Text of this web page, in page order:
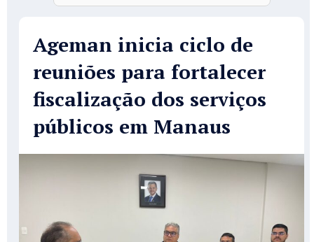
Ageman inicia ciclo de
reuniões para fortalecer
fiscalização dos serviços
públicos em Manaus